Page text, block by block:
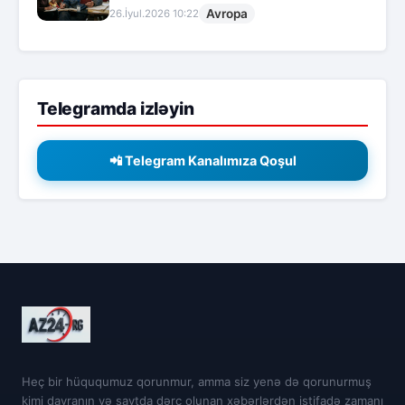
26.İyul.2026 10:22 Avropa
Telegramda izləyin
📲 Telegram Kanalımıza Qoşul
Heç bir hüququmuz qorunmur, amma siz yenə də qorunurmuş
kimi davranın və saytda dərc olunan xəbərlərdən istifadə zamanı